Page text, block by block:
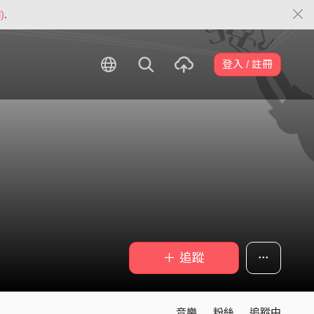
.
登入 / 註冊
＋ 追蹤